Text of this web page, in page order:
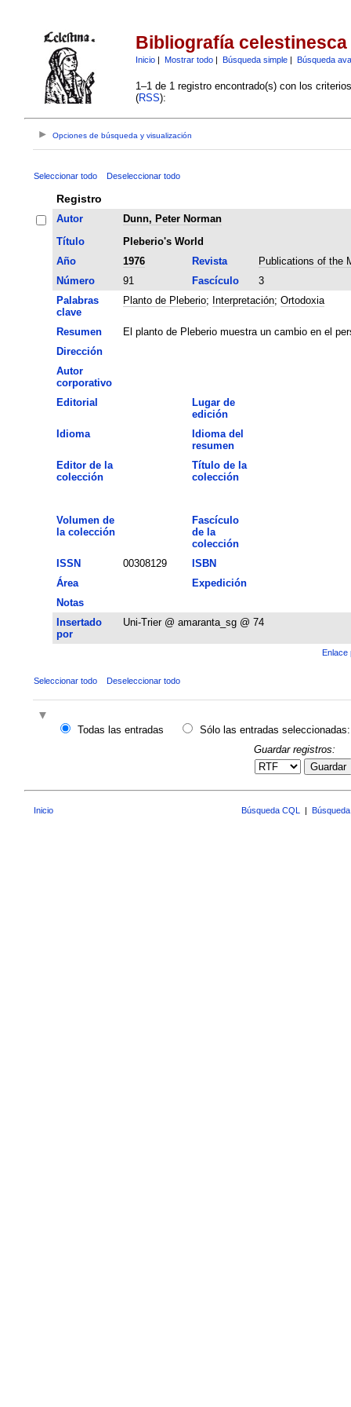
Bibliografía celestinesca
Inicio| Mostrar todo| Búsqueda simple| Búsqueda
1–1 de 1 registro encontrado(s) con los
(RSS):
Opciones de búsqueda y visualización
Seleccionar todo Deseleccionar todo
Registro
Autor
Dunn, Peter Norman
Título
Pleberio's World
Año
1976 Revista
Publications of the
Número
91 Fascículo
3
Palabras
clave
Planto de Pleberio; Interpretación; Ortodoxia
Resumen
El planto de Pleberio muestra un cambio en el
Dirección
Autor
corporativo
Editorial
Lugar de
edición
Idioma
Idioma del
resumen
Editor de la
colección
Título de la
colección
Volumen de
la colección
Fascículo
de la
colección
ISSN
00308129
ISBN
Área
Expedición
Notas
Insertado
por
Uni-Trier @ amaranta_sg @ 74
Enlace
Seleccionar todo Deseleccionar todo
Todas las entradas
Sólo las entradas seleccionadas:
Guardar registros:
Guardar
Inicio Búsqueda CQL